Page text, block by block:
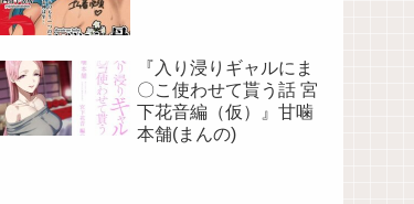
『入り浸りギャルにま
〇こ使わせて貰う話 宮
下花音編（仮）』甘噛
本舗(まんの)